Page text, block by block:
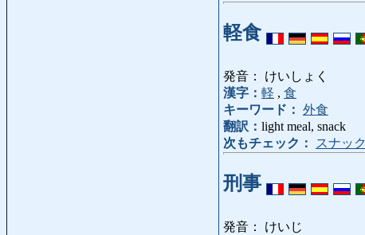
軽食
発音： けいしょく
漢字： 軽 , 食
キーワード： 外食
翻訳： light meal, snack
次もチェック：
スナック
刑事
発音： けいじ